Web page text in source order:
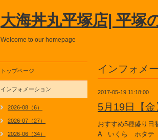
大海丼丸平塚店| 平塚
Welcome to our homepage
インフォメ
2017-05-19 11:18:00
5月19日【
おすすめ5種盛り日
A いくら ホタ
トップページ
インフォメーション
2026-08（6）
2026-07（27）
2026-06（34）